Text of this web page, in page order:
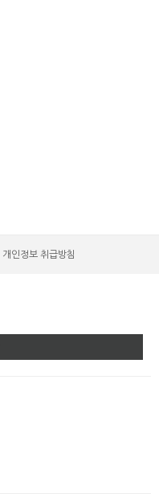
개인정보 취급방침